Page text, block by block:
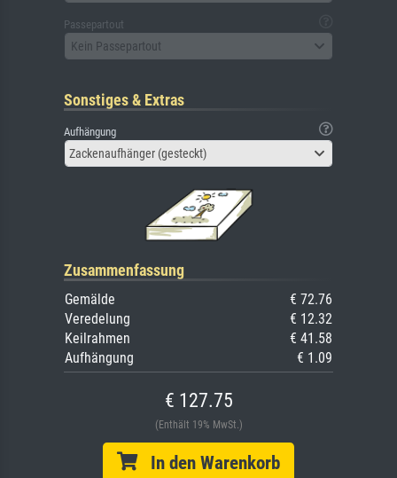
Passepartout
Kein Passepartout
Sonstiges & Extras
Aufhängung
Zackenaufhänger (gesteckt)
Zusammenfassung
Gemälde
€ 72.76
Veredelung
€ 12.32
Keilrahmen
€ 41.58
Aufhängung
€ 1.09
€ 127.75
(Enthält 19% MwSt.)
In den Warenkorb